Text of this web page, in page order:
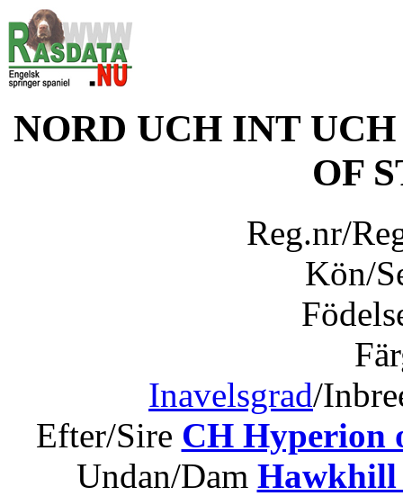
NORD UCH INT
OF
Reg.nr/
Kön/
Inavelsgrad/
Efter/Sire CH Hyperion
Undan/Dam Hawkhill